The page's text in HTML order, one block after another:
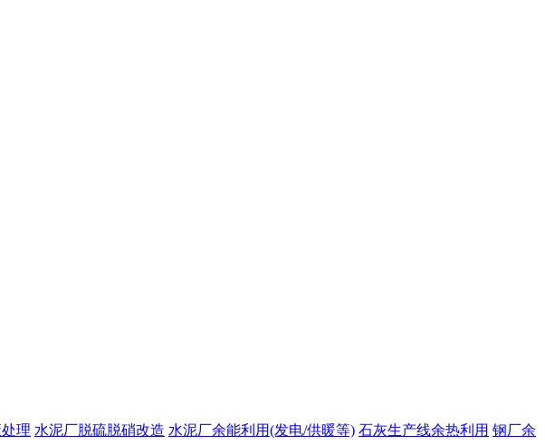
理 水泥厂脱硫脱硝改造 水泥厂余能利用(发电/供暖等) 石灰生产线余热利用 钢厂余